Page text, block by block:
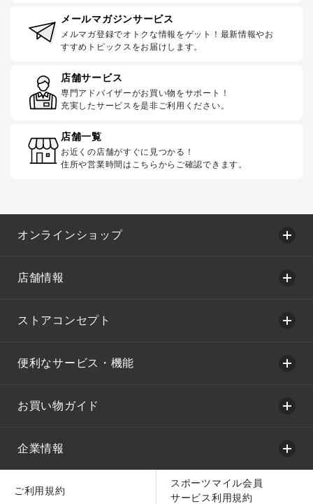
メールマガジンサービス
メルマガ登録でオトクな情報をゲット！最新情報やお
すすめトピックスをお届けします。
店舗サービス
専門アドバイザーがお買い物をサポート！
充実したサービスを是非ご利用ください。
店舗一覧
お近くの店舗がすぐに見つかる！
住所や営業時間はこちらからご確認できます。
オンラインショップ
店舗情報
ストアコンセプト
便利なサービス・機能
お買い物ガイド
企業情報
ご利用規約
スポーツマイル会員
サービス利用規約